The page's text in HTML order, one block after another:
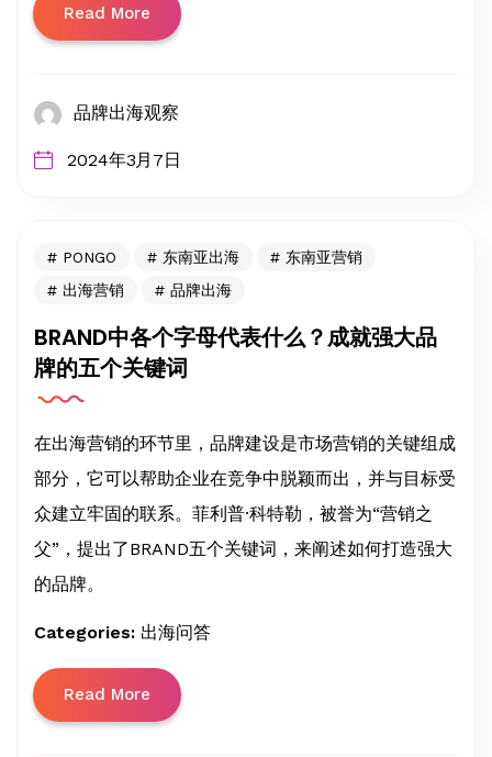
Read More
品牌出海观察
2024年3月7日
PONGO 东南亚出海
东南亚营销
出海营销
品牌出海
BRAND中各个字母代表什么？成就强大品
牌的五个关键词
在出海营销的环节里，品牌建设是市场营销的关键组成
部分，它可以帮助企业在竞争中脱颖而出，并与目标受
众建立牢固的联系。菲利普·科特勒，被誉为“营销之
父”，提出了BRAND五个关键词，来阐述如何打造强大
的品牌。
Categories: 出海问答
Read More